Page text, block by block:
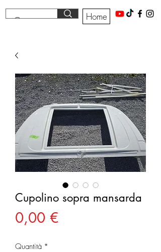
Home
Cupolino sopra mansarda
0,00 €Prezzo
Quantità *